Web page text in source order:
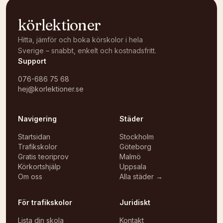
körlektioner
Hitta, jämför och boka körskolor i hela
Sverige – snabbt, enkelt och kostnadsfritt.
Support
076-686 75 68
hej@korlektioner.se
Navigering
Startsidan
Trafikskolor
Gratis teoriprov
Körkortshjälp
Om oss
Städer
Stockholm
Göteborg
Malmö
Uppsala
Alla städer →
För trafikskolor
Lista din skola
Juridiskt
Kontakt